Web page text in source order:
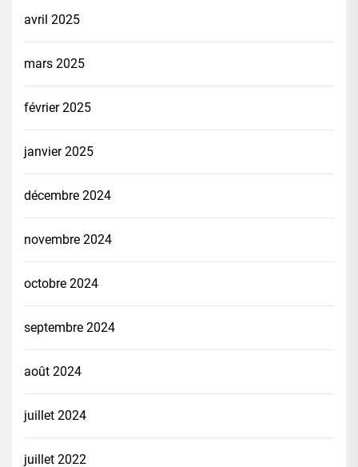
avril 2025
mars 2025
février 2025
janvier 2025
décembre 2024
novembre 2024
octobre 2024
septembre 2024
août 2024
juillet 2024
juillet 2022